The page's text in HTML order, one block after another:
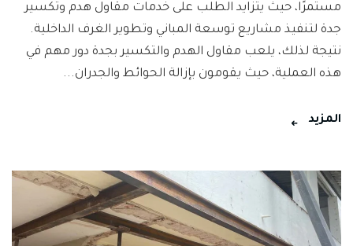
مستمرًا، حيث يتزايد الطلب على خدمات مقاول هدم وتكسير
جدة لتنفيذ مشاريع توسعة المباني وتطوير الغرف الداخلية.
نتيجة لذلك، يلعب مقاول الهدم والتكسير بجدة دور مهم في
هذه العملية، حيث يقومون بإزالة الحوائط والجدران...
المزيد